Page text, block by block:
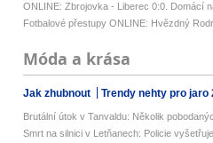
ONLINE: Zbrojovka - Liberec 0:0. Domácí
Fotbalové přestupy ONLINE: Hvězdný
Móda a krása
Jak zhubnout Trendy nehty pro jaro
Brutální útok v Tanvaldu: Několik
Smrt na silnici v Letňanech: Policie